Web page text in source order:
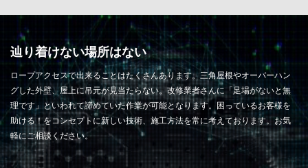
辿り着けない場所はない
ロープアクセスで出来ることはたくさんあります。三角屋根やオーバーハン
グした外壁、屋上に吊元が見当たらない。改修業者さんに「足場がないと無
理です」といわれて諦めていた作業が可能となります。困っているお客様を
助ける！をコンセプトに新しい技術、施工方法を常に考えております。お気
軽にご相談ください。